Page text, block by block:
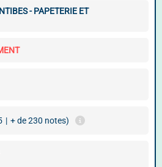
- PAPETERIE ET
| + de 230 notes)